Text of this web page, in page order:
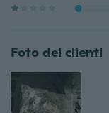
Foto dei clienti